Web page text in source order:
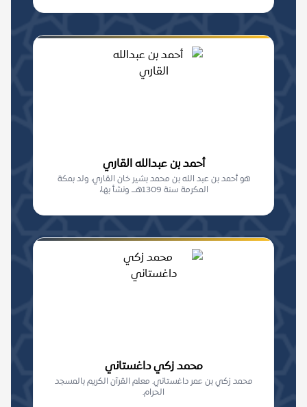
أحمد بن عبدالله القاري
هو أحمد بن عبد الله بن محمد بشير خان القاري، ولد بمكة
المكرمة سنة 1309هـــ ونشأ بها،
محمد زكي داغستاني
محمد زكي بن عمر داغستاني. معلم القرآن الكريم بالمسجد
الحرام.